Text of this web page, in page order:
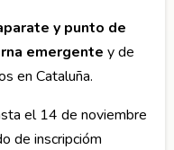
y punto de
emergente y de
en Cataluña.
el 14 de noviembre
de inscripcióm